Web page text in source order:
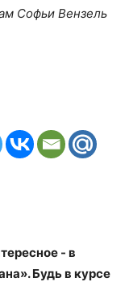
Софьи Вензель
- в
Будь в курсе